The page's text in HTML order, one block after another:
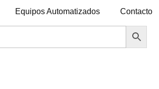
Equipos Automatizados Contacto